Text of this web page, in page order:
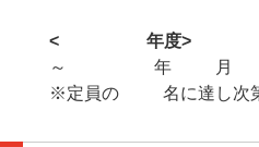
<2025年度>
～2025年10月31
※定員の24名に達し次